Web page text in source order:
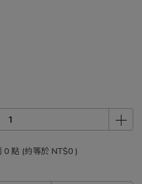
0 點 (約等於 NT$0 )